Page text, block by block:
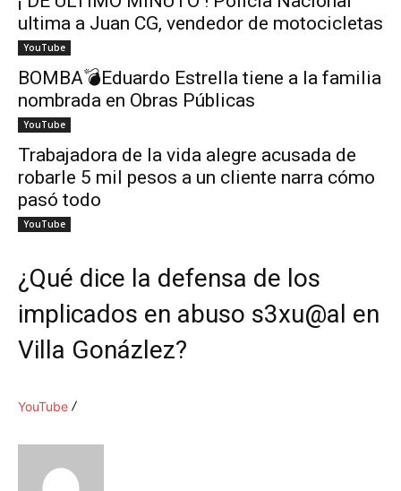
ultima a Juan CG, vendedor de motocicletas
YouTube
BOMBA💣Eduardo Estrella tiene a la familia
nombrada en Obras Públicas
YouTube
Trabajadora de la vida alegre acusada de
robarle 5 mil pesos a un cliente narra cómo
pasó todo
YouTube
¿Qué dice la defensa de los
implicados en abuso s3xu@al en
Villa Gonázlez?
YouTube